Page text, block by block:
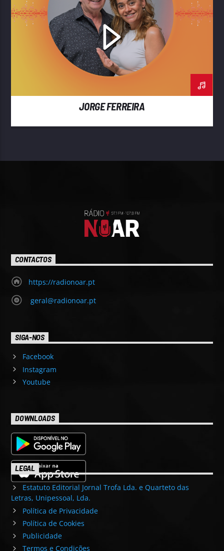
JORGE FERREIRA
CONTACTOS
https://radionoar.pt
geral@radionoar.pt
SIGA-NOS
Facebook
Instagram
Youtube
DOWNLOADS
LEGAL
Estatuto Editorial Jornal Trofa Lda. e Quarteto das
Letras, Unipessoal, Lda.
Política de Privacidade
Política de Cookies
Publicidade
Termos e Condições